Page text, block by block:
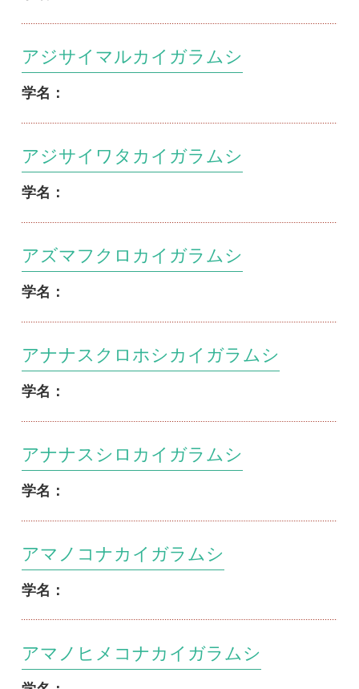
学名：
学名：
アナナスシロカイガラムシ
アマノコナカイガラムシ
アマノヒメコナカイガラムシ
学名：
アマミカキカイガラムシ
学名：
学名：
アラカシカキカイガラムシ
学名：